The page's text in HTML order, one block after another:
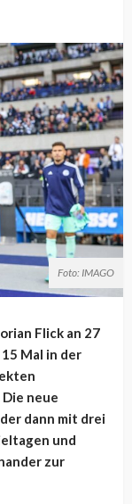
Foto: IMAGO
Flick an 27
Mal in der
neue
dann mit drei
und
zur